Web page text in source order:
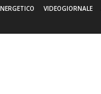
VIDEOGIORNALE